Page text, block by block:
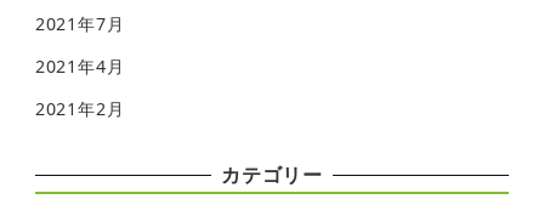
2021年7月
2021年4月
2021年2月
カテゴリー